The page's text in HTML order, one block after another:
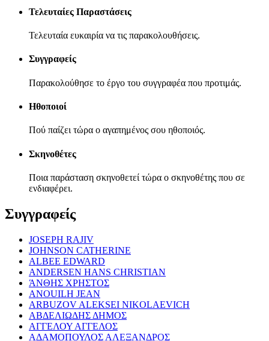
Τελευταίες Παραστάσεις
Τελευταία ευκαιρία να τις παρακολουθήσεις.
Συγγραφείς
Παρακολούθησε το έργο του συγγραφέα που προτιμάς.
Ηθοποιοί
Πού παίζει τώρα ο αγαπημένος σου ηθοποιός.
Σκηνοθέτες
Ποια παράσταση σκηνοθετεί τώρα ο σκηνοθέτης που σε
ενδιαφέρει.
Συγγραφείς
JOSEPH RAJIV
JOHNSON CATHERINE
ALBEE EDWARD
ANDERSEN HANS CHRISTIAN
ΆΝΘΗΣ ΧΡΗΣΤΟΣ
ANOUILH JEAN
ARBUZOV ALEKSEI NIKOLAEVICH
ΑΒΔΕΛΙΩΔΗΣ ΔΗΜΟΣ
ΑΓΓΕΛΟΥ ΑΓΓΕΛΟΣ
ΑΔΑΜΟΠΟΥΛΟΣ ΑΛΕΞΑΝΔΡΟΣ